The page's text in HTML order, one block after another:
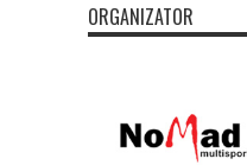
ORGANIZATOR